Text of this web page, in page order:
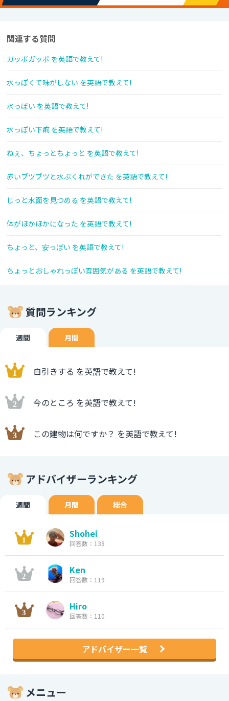
関連する質問
ガッポガッポ を英語で教えて!
水っぽくて味がしない を英語で教えて!
水っぽい を英語で教えて!
水っぽい下痢 を英語で教えて!
ねぇ、ちょっとちょっと を英語で教えて!
赤いブツブツと水ぶくれができた を英語で教えて!
じっと水面を見つめる を英語で教えて!
体がほかほかになった を英語で教えて!
ちょっと、安っぽい を英語で教えて!
ちょっとおしゃれっぽい雰囲気がある を英語で教えて!
質問ランキング
週間 月間
自引きする を英語で教えて!
今のところ を英語で教えて!
この建物は何ですか？ を英語で教えて!
アドバイザーランキング
週間 月間 総合
Shohei
回答数：138
Ken
回答数：119
Hiro
回答数：110
アドバイザー一覧
メニュー